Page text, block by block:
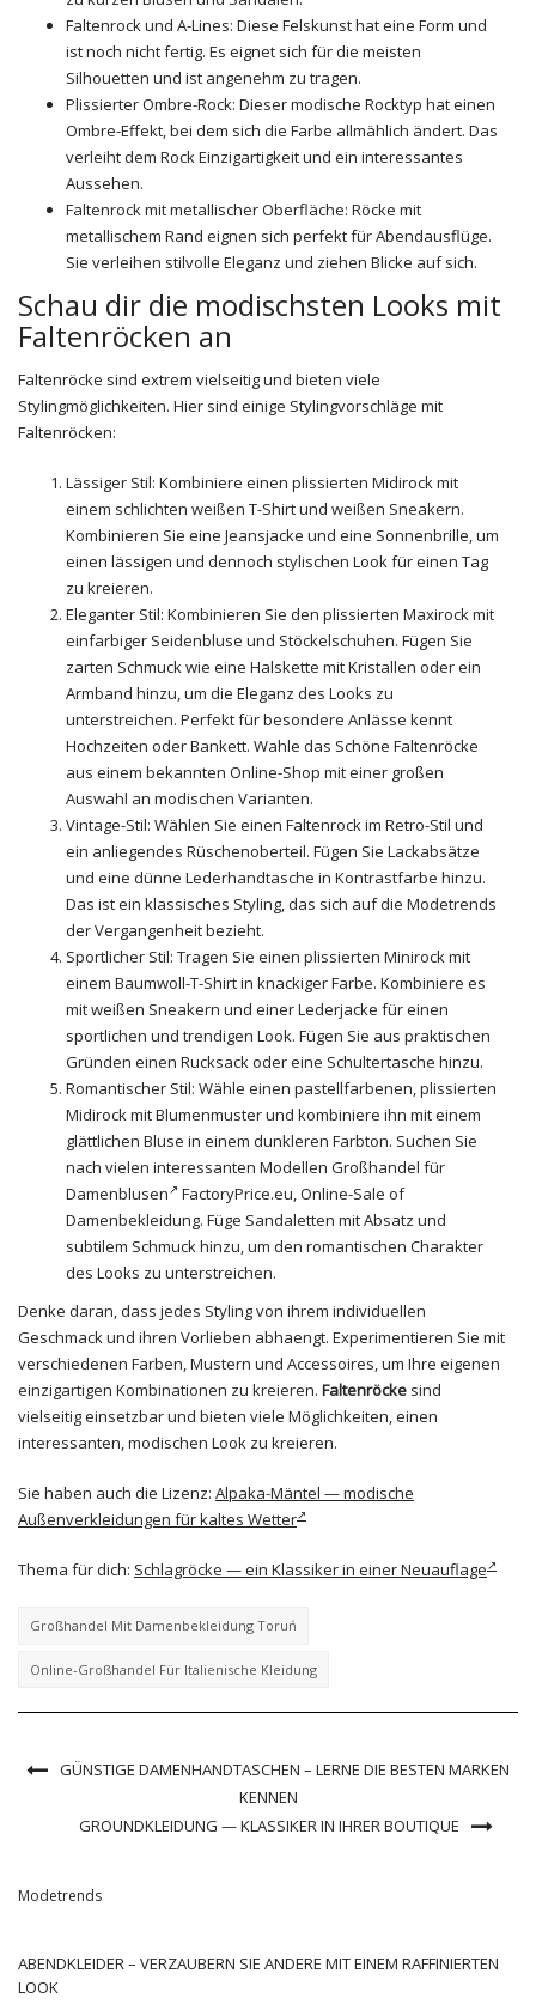
Faltenrock und A-Lines: Diese Felskunst hat eine Form und
ist noch nicht fertig. Es eignet sich für die meisten
Silhouetten und ist angenehm zu tragen.
Plissierter Ombre-Rock: Dieser modische Rocktyp hat einen
Ombre-Effekt, bei dem sich die Farbe allmählich ändert. Das
verleiht dem Rock Einzigartigkeit und ein interessantes
Aussehen.
Faltenrock mit metallischer Oberfläche: Röcke mit
metallischem Rand eignen sich perfekt für Abendausflüge.
Sie verleihen stilvolle Eleganz und ziehen Blicke auf sich.
Schau dir die modischsten Looks mit
Faltenröcken an
Faltenröcke sind extrem vielseitig und bieten viele
Stylingmöglichkeiten. Hier sind einige Stylingvorschläge mit
Faltenröcken:
Lässiger Stil: Kombiniere einen plissierten Midirock mit
einem schlichten weißen T-Shirt und weißen Sneakern.
Kombinieren Sie eine Jeansjacke und eine Sonnenbrille, um
einen lässigen und dennoch stylischen Look für einen Tag
zu kreieren.
Eleganter Stil: Kombinieren Sie den plissierten Maxirock mit
einfarbiger Seidenbluse und Stöckelschuhen. Fügen Sie
zarten Schmuck wie eine Halskette mit Kristallen oder ein
Armband hinzu, um die Eleganz des Looks zu
unterstreichen. Perfekt für besondere Anlässe kennt
Hochzeiten oder Bankett. Wahle das Schöne Faltenröcke
aus einem bekannten Online-Shop mit einer großen
Auswahl an modischen Varianten.
Vintage-Stil: Wählen Sie einen Faltenrock im Retro-Stil und
ein anliegendes Rüschenoberteil. Fügen Sie Lackabsätze
und eine dünne Lederhandtasche in Kontrastfarbe hinzu.
Das ist ein klassisches Styling, das sich auf die Modetrends
der Vergangenheit bezieht.
Sportlicher Stil: Tragen Sie einen plissierten Minirock mit
einem Baumwoll-T-Shirt in knackiger Farbe. Kombiniere es
mit weißen Sneakern und einer Lederjacke für einen
sportlichen und trendigen Look. Fügen Sie aus praktischen
Gründen einen Rucksack oder eine Schultertasche hinzu.
Romantischer Stil: Wähle einen pastellfarbenen, plissierten
Midirock mit Blumenmuster und kombiniere ihn mit einem
glättlichen Bluse in einem dunkleren Farbton. Suchen Sie
nach vielen interessanten Modellen Großhandel für
Damenblusen
FactoryPrice.eu, Online-Sale of
Damenbekleidung. Füge Sandaletten mit Absatz und
subtilem Schmuck hinzu, um den romantischen Charakter
des Looks zu unterstreichen.
Denke daran, dass jedes Styling von ihrem individuellen
Geschmack und ihren Vorlieben abhaengt. Experimentieren Sie mit
verschiedenen Farben, Mustern und Accessoires, um Ihre eigenen
einzigartigen Kombinationen zu kreieren. Faltenröcke sind
vielseitig einsetzbar und bieten viele Möglichkeiten, einen
interessanten, modischen Look zu kreieren.
Sie haben auch die Lizenz: Alpaka-Mäntel — modische
Außenverkleidungen für kaltes Wetter
Thema für dich: Schlagröcke — ein Klassiker in einer Neuauflage
Großhandel Mit Damenbekleidung Toruń
Online-Großhandel Für Italienische Kleidung
GÜNSTIGE DAMENHANDTASCHEN – LERNE DIE BESTEN MARKEN
KENNEN
GROUNDKLEIDUNG — KLASSIKER IN IHRER BOUTIQUE
Modetrends
ABENDKLEIDER – VERZAUBERN SIE ANDERE MIT EINEM RAFFINIERTEN
LOOK